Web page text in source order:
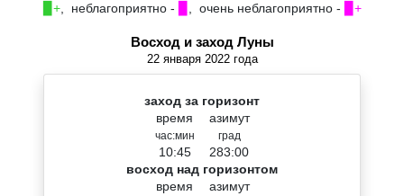
▉+, неблагоприятно - , очень неблагоприятно - ▉+
Восход и заход Луны
22 января 2022 года
заход за горизонт
время
час:мин
10:45
азимут
град
283:00
восход над горизонтом
время
азимут